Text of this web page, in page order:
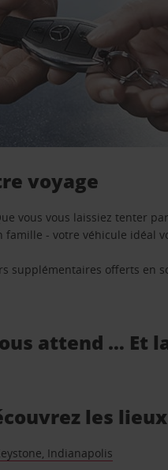
voyage
vous vous laissiez tenter
famille - votre véhicule idéal
supplémentaires offerts en
attend … Et
les
Indianapolis